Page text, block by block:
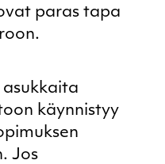
paras tapa
käynnistyy
Jos